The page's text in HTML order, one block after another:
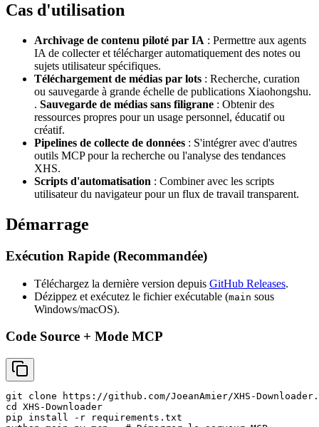
Cas d'utilisation
Archivage de contenu piloté par IA : Permettre aux agents
IA de collecter et télécharger automatiquement des notes ou
sujets utilisateur spécifiques.
Téléchargement de médias par lots : Recherche, curation
ou sauvegarde à grande échelle de publications Xiaohongshu.
. Sauvegarde de médias sans filigrane : Obtenir des
ressources propres pour un usage personnel, éducatif ou
créatif.
Pipelines de collecte de données : S'intégrer avec d'autres
outils MCP pour la recherche ou l'analyse des tendances
XHS.
Scripts d'automatisation : Combiner avec les scripts
utilisateur du navigateur pour un flux de travail transparent.
Démarrage
Exécution Rapide (Recommandée)
Téléchargez la dernière version depuis GitHub Releases.
Dézippez et exécutez le fichier exécutable (main sous
Windows/macOS).
Code Source + Mode MCP
git clone https://github.com/JoeanAmier/XHS-
cd XHS-Downloader
pip install -r requirements.txt